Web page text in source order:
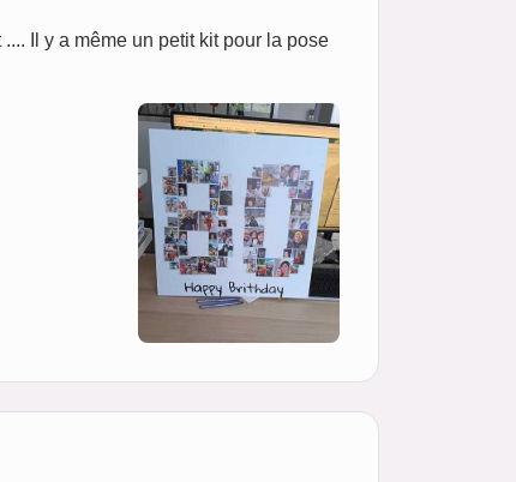
Il y a même un petit kit pour la pose